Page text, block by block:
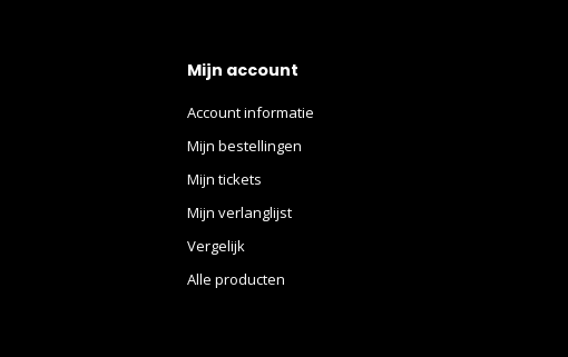
Mijn account
Account informatie
Mijn bestellingen
Mijn tickets
Mijn verlanglijst
Vergelijk
Alle producten